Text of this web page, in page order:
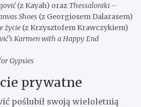
(z Kayah) oraz Thessaloniki –
Shoes (z Georgiosem Dalarasem)
życie (z Krzysztofem Krawczykiem)
Karmen with a Happy End
Gypsies
prywatne
poślubił swoją wieloletnią